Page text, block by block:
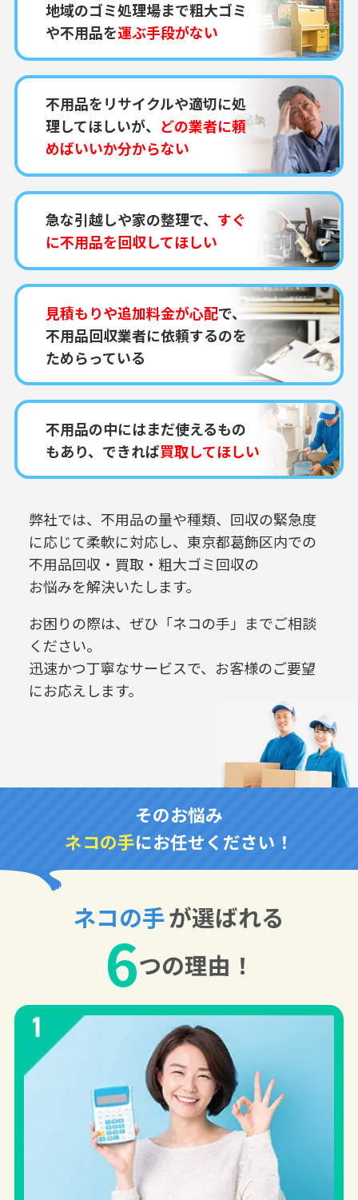
地域のゴミ処理場まで粗大ゴミ
や不用品を運ぶ手段がない
不用品をリサイクルや適切に処
理してほしいが、 どの業者に頼
めばいいか分からない
急な引越しや家の整理で、 すぐ
に不用品を回収してほしい
見積もりや追加料金が心配で、
不用品回収業者に依頼するのを
ためらっている
不用品の中にはまだ使えるもの
もあり、できれば買取してほしい
弊社では、不用品の量や種類、回収の緊急度
に応じて柔軟に対応し、 東京都葛飾区内での
不用品回収・買取・粗大ゴミ回収の
お悩みを解決いたします。
お困りの際は、ぜひ「ネコの手」までご相談
ください。
迅速かつ丁寧なサービスで、お客様のご要望
にお応えします。
そのお悩み
ネコの手にお任せください！
ネコの手が選ばれる
6つの理由！